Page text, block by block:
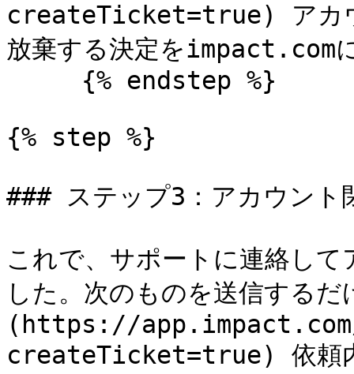
createTicket=true) アカウ
放棄する決定をimpact.com
{% step %}
### ステップ3：アカウント
これで、サポートに連絡し
した。次のものを送信する
(https://
createTicket=true) 依頼内